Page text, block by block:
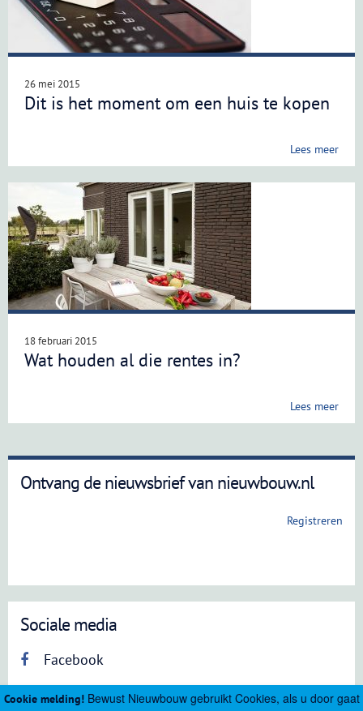
Cookie melding!Bewust Nieuwbouw gebruikt Cookies, als u door gaat
26 mei 2015
Dit is het moment om een huis te kopen
Lees meer
18 februari 2015
Wat houden al die rentes in?
Lees meer
Ontvang de nieuwsbrief van nieuwbouw.nl
Registreren
Sociale media
Facebook